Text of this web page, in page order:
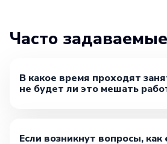
Часто
В какое время проходят
не будет ли это мешать
Если возникнут вопросы, как